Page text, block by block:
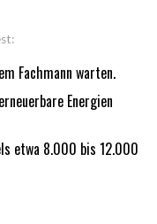
Fachmann warten.
Energien
etwa 8.000 bis 12.000